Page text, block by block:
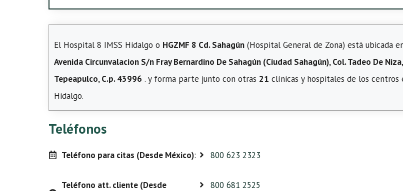
El Hospital 8 IMSS Hidalgo o HGZMF 8 Cd. Sahagún (Hospital General de Zona) está ubicada
Avenida Circunvalacion S/n Fray Bernardino De Sahagún (Ciudad Sahagún), Col. Tadeo De Niza,
Tepeapulco, C.p. 43996 . y forma parte junto con otras 21 clínicas y hospitales de los centros
Hidalgo.
Teléfonos
Teléfono para citas (Desde México): 800 623 2323
Teléfono att. cliente (Desde
800 681 2525